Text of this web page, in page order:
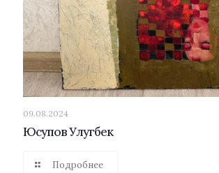
09.08.2024
Юсупов Улугбек
Подробнее